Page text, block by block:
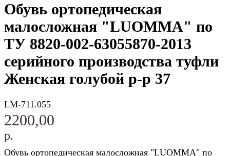
Обувь ортопедическая
малосложная "LUOMMA" по
ТУ 8820-002-63055870-2013
серийного производства туфли
Женская голубой р-р 37
LM-711.055
2200,00
р.
Обувь ортопедическая малосложная "LUOMMA" по